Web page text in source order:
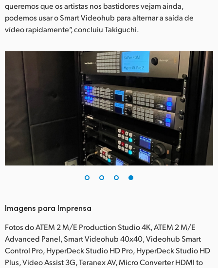
queremos que os artistas nos bastidores vejam ainda,
podemos usar o Smart Videohub para alternar a saída de
vídeo rapidamente”, concluiu Takiguchi.
Imagens para Imprensa
Fotos do ATEM 2 M/E Production Studio 4K, ATEM 2 M/E
Advanced Panel, Smart Videohub 40x40, Videohub Smart
Control Pro, HyperDeck Studio HD Pro, HyperDeck Studio HD
Plus, Video Assist 3G, Teranex AV, Micro Converter HDMI to